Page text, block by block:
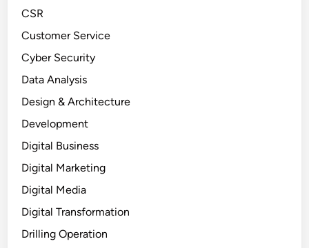
CSR
Customer Service
Cyber Security
Data Analysis
Design & Architecture
Development
Digital Business
Digital Marketing
Digital Media
Digital Transformation
Drilling Operation